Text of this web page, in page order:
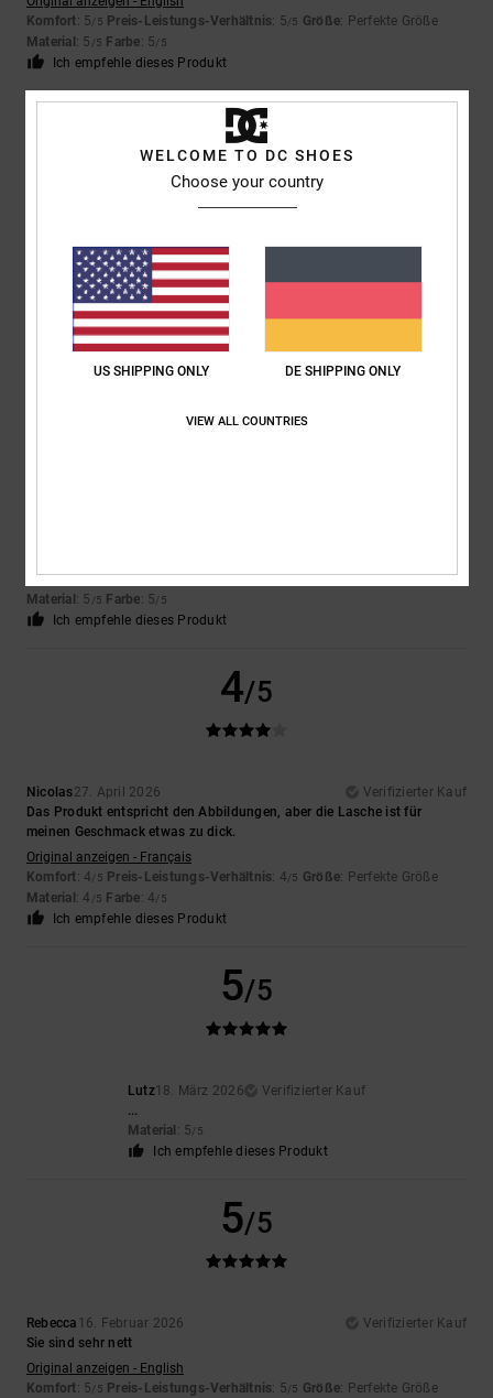
Komfort: 5/5 Preis-Leistungs-Verhältnis: 5/5 Größe: Perfekte Größe
Material : 5 /5 Farbe: 5/5
Ich empfehle dieses Produkt
5/5
Original anzeigen - Français
Komfort: 4/5 Preis-Leistungs-Verhältnis
Material: 4/5 Farbe: 5/5
Ich empfehle dieses Produkt
5/5
Komfort: 5/5 Preis-Leistungs-Verhältnis: 5/5 Größe: Perfekte Größe
Material : 5 /5 Farbe: 5/5
Ich empfehle dieses Produkt
4/5
Nicolas27. April 2026
Verifizierter Kauf
Das Produkt entspricht den Abbildungen, aber die Lasche ist für
meinen Geschmack etwas zu dick.
Original anzeigen - Français
Komfort: 4/5 Preis-Leistungs-Verhältnis: 4/5 Größe: Perfekte Größe
Material : 4 /5 Farbe: 4/5
Ich empfehle dieses Produkt
5/5
Lutz18. März 2026
Verifizierter Kauf
...
Material : 5/5
Ich empfehle dieses Produkt
5/5
Rebecca 16. Februar 2026
Verifizierter Kauf
Sie sind sehr nett
Original anzeigen - English
Komfort: 5/5 Preis-Leistungs-Verhältnis: 5/5 Größe: Perfekte Größe
WELCOME TO DC SHOES
Choose your country
US SHIPPING ONLY DE SHIPPING ONLY
VIEW ALL COUNTRIES